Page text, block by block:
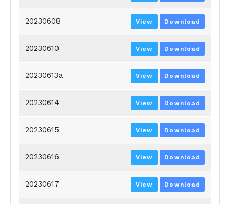
20230608 View Download
20230610 View Download
20230613a View Download
20230614 View Download
20230615 View Download
20230616 View Download
20230617 View Download